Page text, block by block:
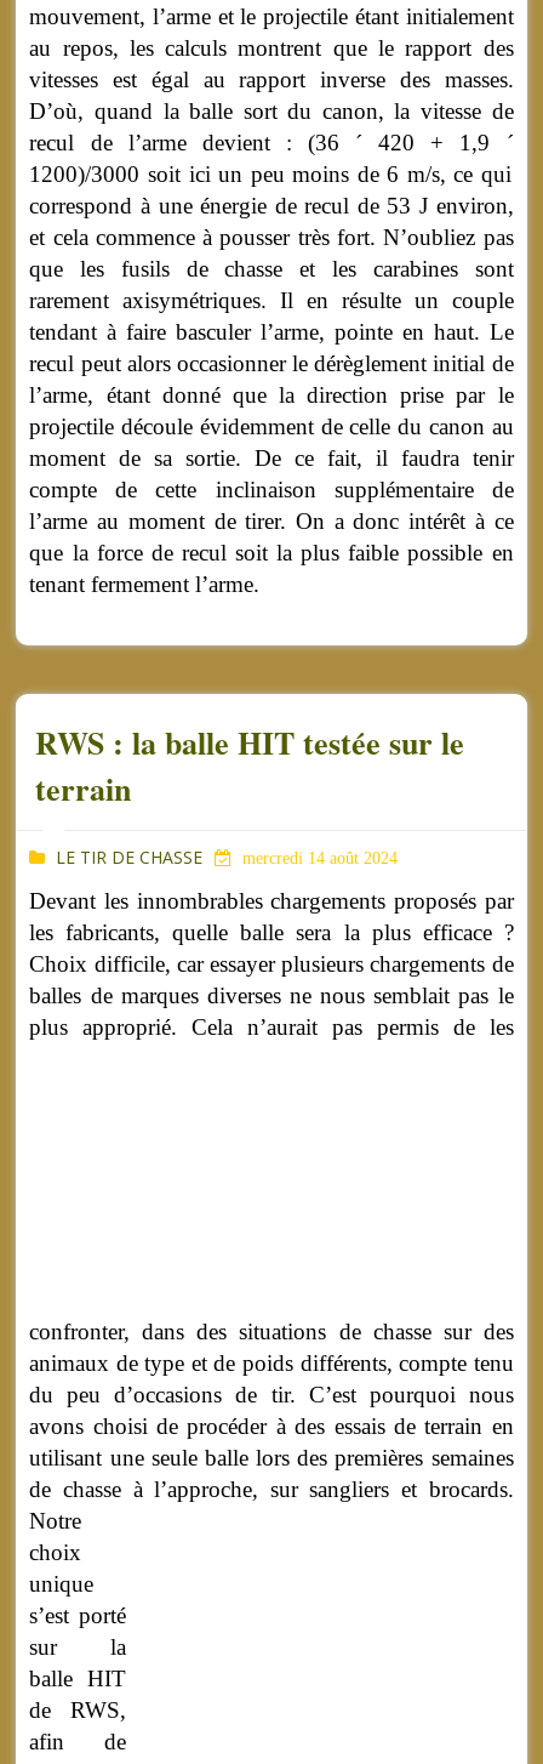
mouvement, l’arme et le projectile étant initialement
au repos, les calculs montrent que le rapport des
vitesses est égal au rapport inverse des masses.
D’où, quand la balle sort du canon, la vitesse de
recul de l’arme devient : (36 ´ 420 + 1,9 ´
1200)/3000 soit ici un peu moins de 6 m/s, ce qui
correspond à une énergie de recul de 53 J environ,
et cela commence à pousser très fort. N’oubliez pas
que les fusils de chasse et les carabines sont
rarement axisymétriques. Il en résulte un couple
tendant à faire basculer l’arme, pointe en haut. Le
recul peut alors occasionner le dérèglement initial de
l’arme, étant donné que la direction prise par le
projectile découle évidemment de celle du canon au
moment de sa sortie. De ce fait, il faudra tenir
compte de cette inclinaison supplémentaire de
l’arme au moment de tirer. On a donc intérêt à ce
que la force de recul soit la plus faible possible en
tenant fermement l’arme.
RWS : la balle HIT testée sur le
terrain
LE TIR DE CHASSE mercredi 14 août 2024
Devant les innombrables chargements proposés par
les fabricants, quelle balle sera la plus efficace ?
Choix difficile, car essayer plusieurs chargements de
balles de marques diverses ne nous semblait pas le
plus approprié.Cela n’aurait pas permis de les
confronter, dans des situations de chasse sur des
animaux de type et de poids différents, compte tenu
du peu d’occasions de tir. C’est pourquoi nous
avons choisi de procéder à des essais de terrain en
utilisant une seule balle lors des premières semaines
de chasse à l’approche, sur sangliers et brocards.
Notre
choix
unique
s’est porté
sur la
balle HIT
de RWS,
afin de